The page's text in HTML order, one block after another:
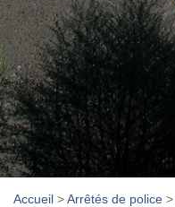
Accueil >Arrêtés de police >